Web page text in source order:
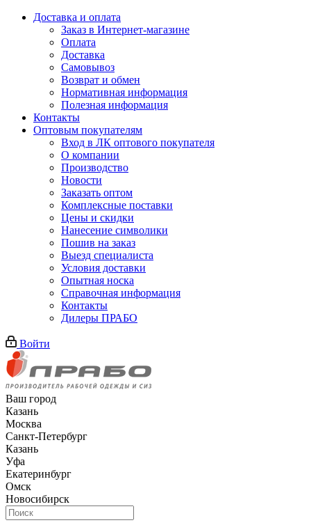
Доставка и оплата
Заказ в Интернет-магазине
Оплата
Доставка
Самовывоз
Возврат и обмен
Нормативная информация
Полезная информация
Контакты
Оптовым покупателям
Вход в ЛК оптового покупателя
О компании
Производство
Новости
Заказать оптом
Комплексные поставки
Цены и скидки
Нанесение символики
Пошив на заказ
Выезд специалиста
Условия доставки
Опытная носка
Справочная информация
Контакты
Дилеры ПРАБО
Войти
Ваш город
Казань
Москва
Санкт-Петербург
Казань
Уфа
Екатеринбург
Омск
Новосибирск